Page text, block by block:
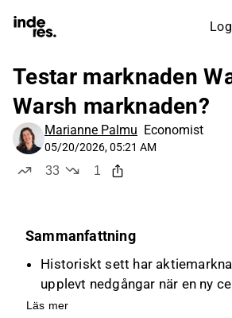
Testar marknaden
Warsh marknaden?
Marianne Palmu Economist
05/20/2026, 05:21 AM
33
1
Sammanfattning
Historiskt sett har
upplevt nedgångar när en ny
tillträder, med en genomsnittlig
Läs mer